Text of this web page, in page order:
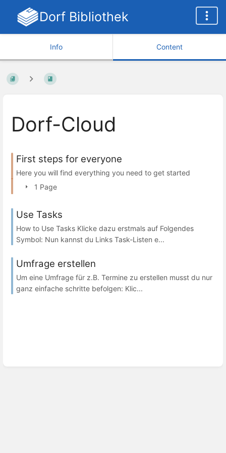
Dorf Bibliothek
Info Content
Dorf-Cloud
First steps for everyone
Here you will find everything you need to get started
1 Page
Use Tasks
How to Use Tasks Klicke dazu erstmals auf Folgendes
Symbol: Nun kannst du Links Task-Listen e...
Umfrage erstellen
Um eine Umfrage für z.B. Termine zu erstellen musst du nur
ganz einfache schritte befolgen: Klic...